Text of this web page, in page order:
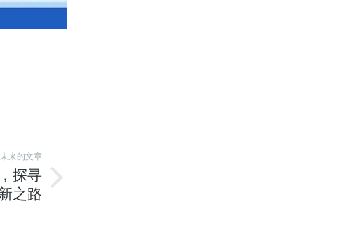
未来的文章
探寻
之路